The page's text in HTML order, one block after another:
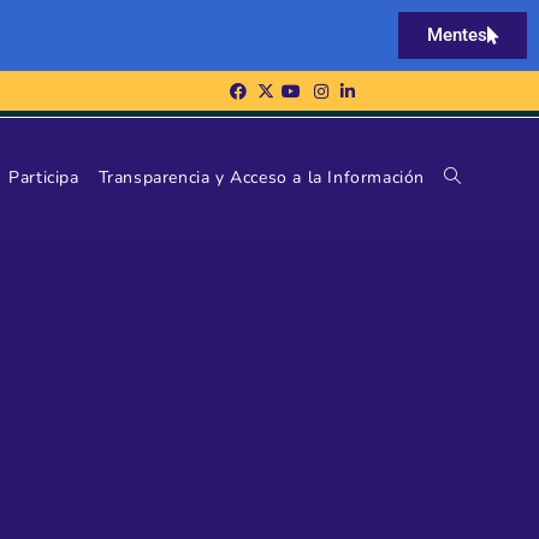
Mentes
Participa Transparencia y Acceso a la Información